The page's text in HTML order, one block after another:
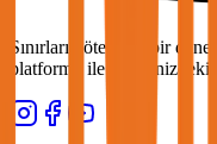
Sınırların ötesinde bir
platformu ile hayalinizdeki